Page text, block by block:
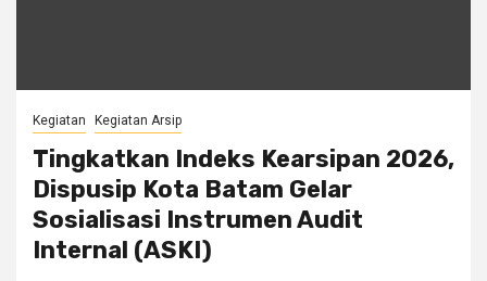
Kegiatan Kegiatan Arsip
Tingkatkan Indeks Kearsipan 2026,
Dispusip Kota Batam Gelar
Sosialisasi Instrumen Audit
Internal (ASKI)